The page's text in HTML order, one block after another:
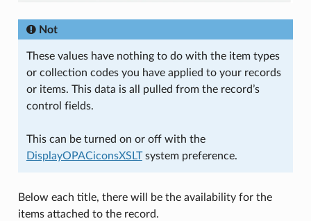
Not
These values have nothing to do with the item types
or collection codes you have applied to your records
or items. This data is all pulled from the record’s
control fields.
This can be turned on or off with the
DisplayOPACiconsXSLTsystem preference.
Below each title, there will be the availability for the
items attached to the record.